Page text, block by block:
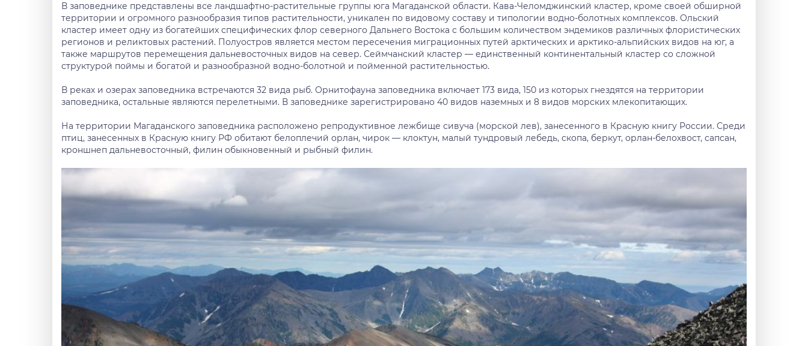
В заповеднике представлены все ландшафтно-растительные группы юга Магаданской области. Кава-Челомджинский кластер, кроме своей обширной
территории и огромного разнообразия типов растительности, уникален по видовому составу и типологии водно-болотных комплексов. Ольский
кластер имеет одну из богатейших специфических флор северного Дальнего Востока с большим количеством эндемиков различных флористических
регионов и реликтовых растений. Полуостров является местом пересечения миграционных путей арктических и арктико-альпийских видов на юг, а
также маршрутов перемещения дальневосточных видов на север. Сеймчанский кластер — единственный континентальный кластер со сложной
структурой поймы и богатой и разнообразной водно-болотной и пойменной растительностью.
В реках и озерах заповедника встречаются 32 вида рыб. Орнитофауна заповедника включает 173 вида, 150 из которых гнездятся на территории
заповедника, остальные являются перелетными. В заповеднике зарегистрировано 40 видов наземных и 8 видов морских млекопитающих.
На территории Магаданского заповедника расположено репродуктивное лежбище сивуча (морской лев), занесенного в Красную книгу России. Среди
птиц, занесенных в Красную книгу РФ обитают белоплечий орлан, чирок — клоктун, малый тундровый лебедь, скопа, беркут, орлан-белохвост, сапсан,
кроншнеп дальневосточный, филин обыкновенный и рыбный филин.